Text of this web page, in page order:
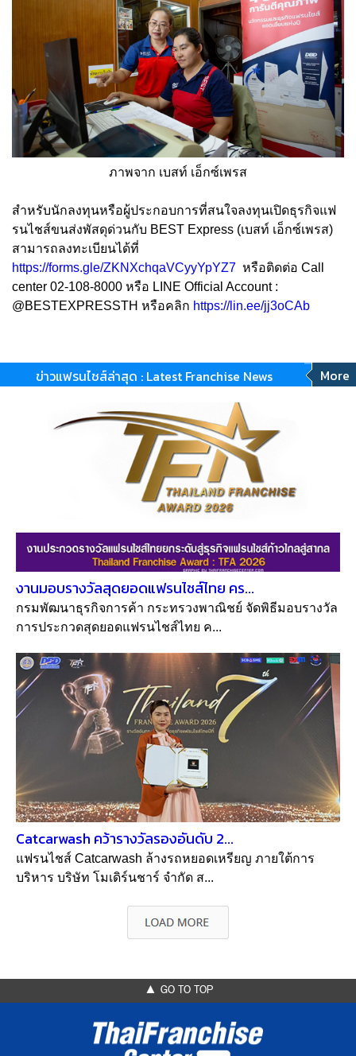
ภาพจาก เบสท์ เอ็กซ์เพรส
สำหรับนักลงทุนหรือผู้ประกอบการที่สนใจลงทุนเปิดธุรกิจแฟ
รนไชส์ขนส่งพัสดุด่วนกับ BEST Express (เบสท์ เอ็กซ์เพรส)
สามารถลงทะเบียนได้ที่
https://forms.gle/ZKNXchqaVCyyYpYZ7 หรือติดต่อ Call
center 02-108-8000 หรือ LINE Official Account :
@BESTEXPRESSTH หรือคลิก https://lin.ee/jj3oCAb
ข่าวแฟรนไชส์ล่าสุด : Latest Franchise News More
งานมอบรางวัลสุดยอดแฟรนไชส์ไทย คร...
กรมพัฒนาธุรกิจการค้า กระทรวงพาณิชย์ จัดพิธีมอบรางวัล
การประกวดสุดยอดแฟรนไชส์ไทย ค...
Catcarwash คว้ารางวัลรองอันดับ 2...
แฟรนไชส์ Catcarwash ล้างรถหยอดเหรียญ ภายใต้การ
บริหาร บริษัท โมเดิร์นชาร์ จำกัด ส...
▲ GO TO TOP